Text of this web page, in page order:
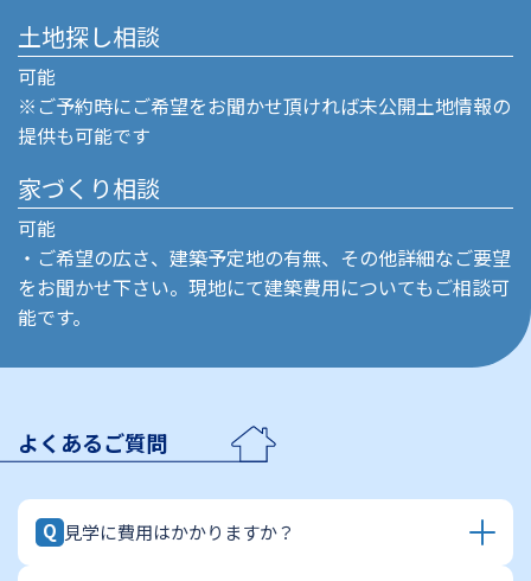
よくあるご質問
Q 見学に費用はかかりますか？
土地探し相談
可能
※ご予約時にご希望をお聞かせ頂ければ未公開土地情報の
提供も可能です
家づくり相談
可能
・ご希望の広さ、建築予定地の有無、その他詳細なご要望
をお聞かせ下さい。現地にて建築費用についてもご相談可
能です。